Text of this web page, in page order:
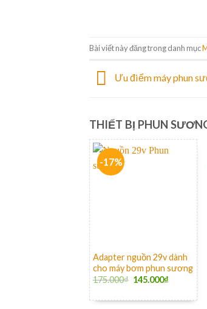
Bài viết này đăng trong danh mục
Ưu điểm máy phun
THIẾT BỊ PHUN
-17%
Adapter nguồn 29v dành
cho máy bơm phun sương
175.000₫ 145.000₫